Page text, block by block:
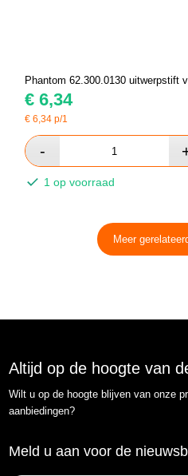
Phantom 62.300.0130 uitwerpstift
€ 6,34
€6,34 p/1
1 op voorraad
Meer
Altijd op de hoogte van
Wilt u op de hoogte blijven van onze
aanbiedingen?
Meld u aan voor de